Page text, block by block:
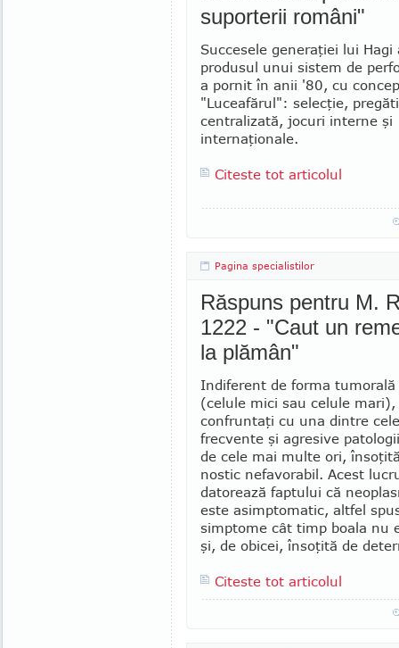
suporterii români"
Succesele generaţiei lui Hagi
produsul unui sistem de
a pornit în anii '80, cu
"Luceafărul": selecţie,
centralizată, jocuri interne şi
internaţionale.
Citeste tot articolul
Pagina specialistilor
Răspuns pentru M.
1222 - "Caut un
la plămân"
Indiferent de forma
(celule mici sau celule mari),
confruntaţi cu una dintre
frecvente şi agresive
de cele mai multe ori,
nostic nefavorabil. Acest
datorează faptului că
este asimptomatic, altfel
simptome cât timp boala nu
şi, de obicei, însoţită de
Citeste tot articolul